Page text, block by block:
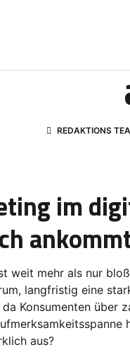
REDAKTIONS
im
weit mehr als nur
langfristig eine
da Konsumenten über
aus?